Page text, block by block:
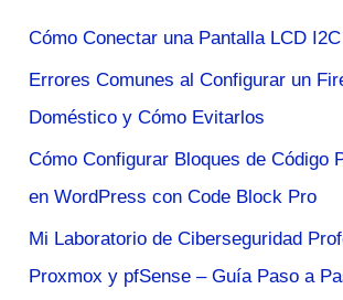
p
o
r
:
Cómo Conectar una Pantalla LCD
Errores Comunes al Configurar un
Doméstico y Cómo Evitarlos
Cómo Configurar Bloques de Código
en WordPress con Code Block Pro
Mi Laboratorio de Ciberseguridad
Proxmox y pfSense – Guía Paso a